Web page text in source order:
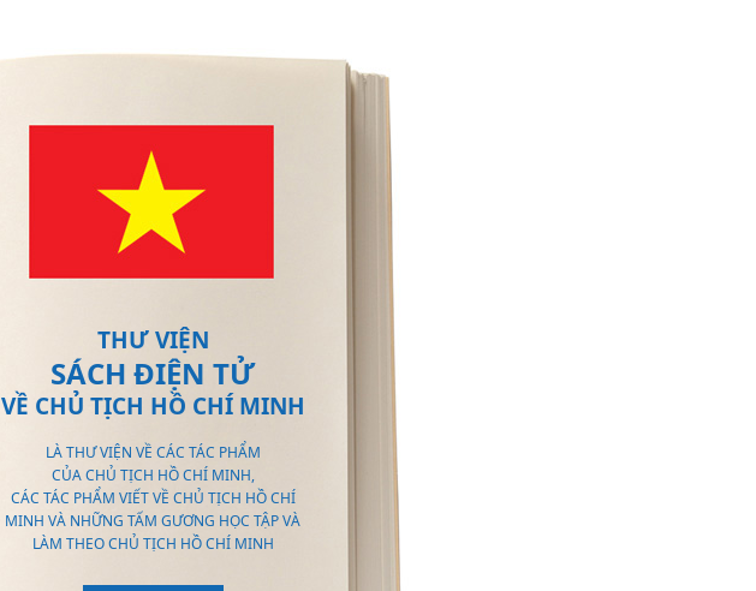
THƯ VIỆN
SÁCH ĐIỆN TỬ
VỀ CHỦ TỊCH HỒ CHÍ MINH
LÀ THƯ VIỆN VỀ CÁC TÁC PHẨM
CỦA CHỦ TỊCH HỒ CHÍ MINH,
CÁC TÁC PHẨM VIẾT VỀ CHỦ TỊCH HỒ CHÍ
MINH VÀ NHỮNG TẤM GƯƠNG HỌC TẬP VÀ
LÀM THEO CHỦ TỊCH HỒ CHÍ MINH